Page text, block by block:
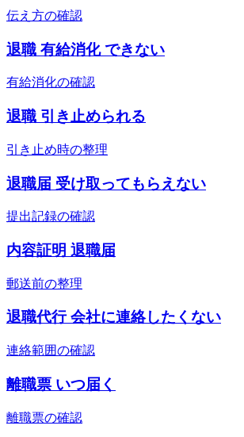
伝え方の確認
退職 有給消化 できない
有給消化の確認
退職 引き止められる
引き止め時の整理
退職届 受け取ってもらえない
提出記録の確認
内容証明 退職届
郵送前の整理
退職代行 会社に連絡したくない
連絡範囲の確認
離職票 いつ届く
離職票の確認